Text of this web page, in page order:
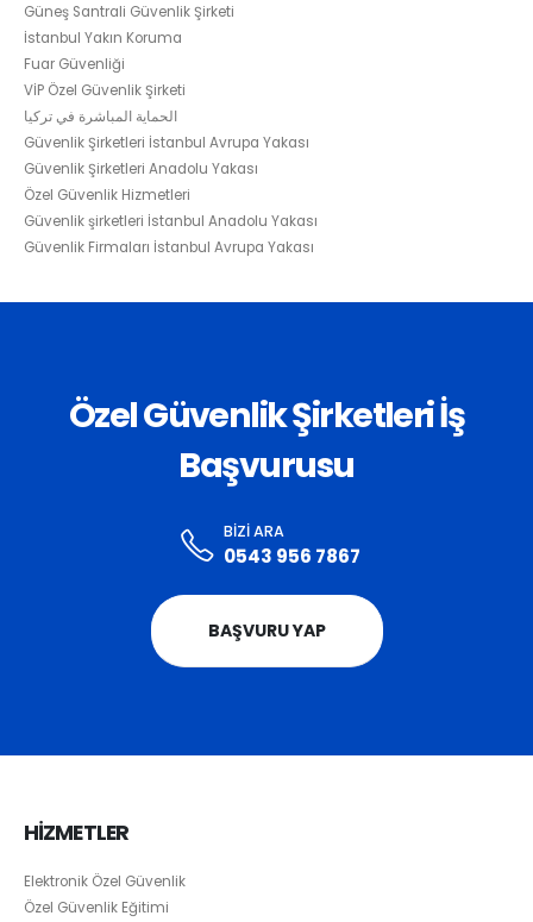
Güneş Santrali Güvenlik Şirketi
İstanbul Yakın Koruma
Fuar Güvenliği
VİP Özel Güvenlik Şirketi
الحماية المباشرة في تركيا
Güvenlik Şirketleri İstanbul Avrupa Yakası
Güvenlik Şirketleri Anadolu Yakası
Özel Güvenlik Hizmetleri
Güvenlik şirketleri İstanbul Anadolu Yakası
Güvenlik Firmaları İstanbul Avrupa Yakası
Özel Güvenlik Şirketleri İş
Başvurusu
BIZI ARA
0543 956 7867
BAŞVURU YAP
HİZMETLER
Elektronik Özel Güvenlik
Özel Güvenlik Eğitimi